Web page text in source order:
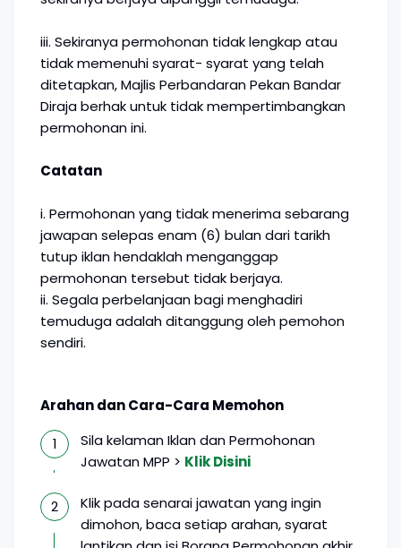
iii. Sekiranya permohonan tidak lengkap atau
tidak memenuhi syarat- syarat yang telah
ditetapkan, Majlis Perbandaran Pekan Bandar
Diraja berhak untuk tidak mempertimbangkan
permohonan ini.
Catatan
i. Permohonan yang tidak menerima sebarang
jawapan selepas enam (6) bulan dari tarikh
tutup iklan hendaklah menganggap
permohonan tersebut tidak berjaya.
ii. Segala perbelanjaan bagi menghadiri
temuduga adalah ditanggung oleh pemohon
sendiri.
Arahan dan Cara-Cara Memohon
Sila kelaman Iklan dan Permohonan
Jawatan MPP > Klik Disini
Klik pada senarai jawatan yang ingin
dimohon, baca setiap arahan, syarat